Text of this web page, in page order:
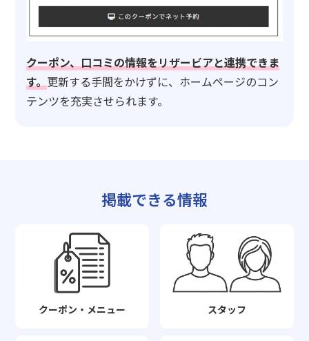
クーポン、口コミの情報をリザービアと連携できま
す。 更新する手間をかけずに、ホームページのコン
テンツを充実させられます。
掲載できる情報
クーポン・メニュー スタッフ